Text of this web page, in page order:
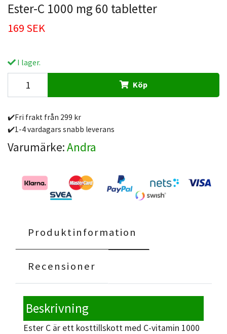
Ester-C 1000 mg 60 tabletter
169 SEK
I lager.
Köp
✔️Fri frakt från 299 kr
✔️1-4 vardagars snabb leverans
Varumärke:Andra
Produktinformation
Recensioner
Beskrivning
Ester C är ett kosttillskott med C-vitamin 1000